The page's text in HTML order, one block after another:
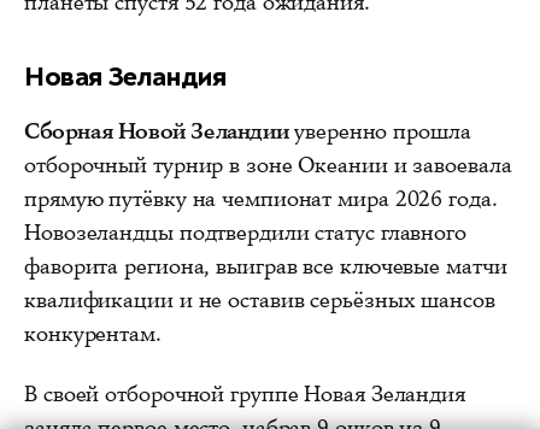
Новая Зеландия
Сборная Новой Зеландииуверенно прошла
отборочный турнир в зоне Океании и завоевала
прямую путёвку на чемпионат мира 2026 года.
Новозеландцы подтвердили статус главного
фаворита региона, выиграв все ключевые матчи
квалификации и не оставив серьёзных шансов
конкурентам.
В своей отборочной группе Новая Зеландия